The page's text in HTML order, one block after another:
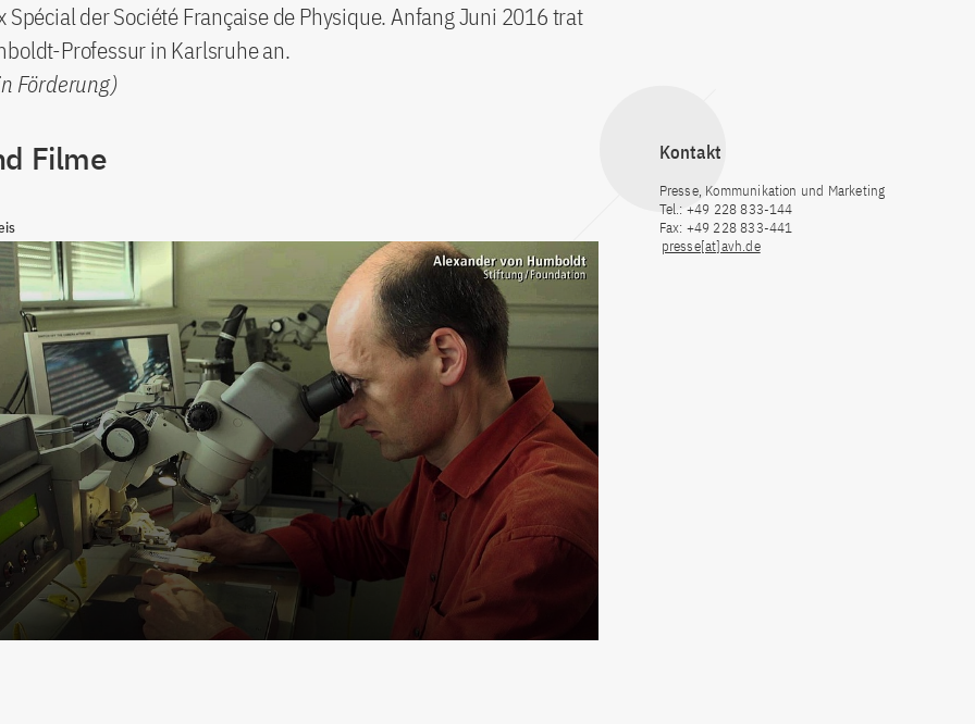
Spécial der Société Française de Physique. Anfang Juni 2016 trat
Professur in Karlsruhe an.
Förderung)
Kontakt
Presse, Kommunikation und Marketing
Tel.: +49 228 833-144
Fax: +49 228 833-441
presse[at]avh.de
Filme
abspielen